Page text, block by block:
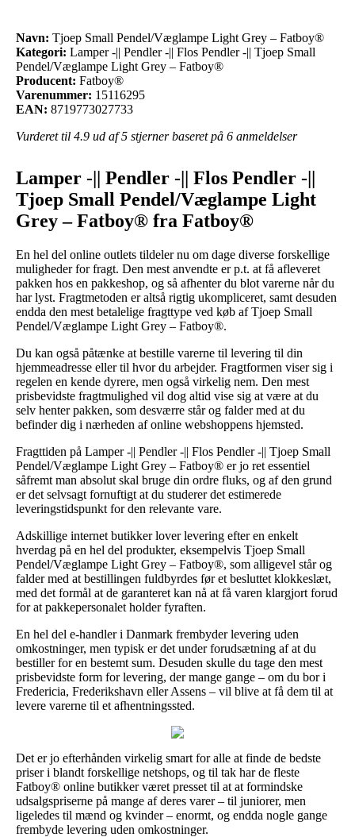
Navn: Tjoep Small Pendel/Væglampe Light Grey – Fatboy®
Kategori: Lamper -|| Pendler -|| Flos Pendler -|| Tjoep Small
Pendel/Væglampe Light Grey – Fatboy®
Producent: Fatboy®
Varenummer: 15116295
EAN: 8719773027733
Vurderet til 4.9 ud af 5 stjerner baseret på 6 anmeldelser
Lamper -|| Pendler -|| Flos Pendler -||
Tjoep Small Pendel/Væglampe Light
Grey – Fatboy® fra Fatboy®
En hel del online outlets tildeler nu om dage diverse forskellige
muligheder for fragt. Den mest anvendte er p.t. at få afleveret
pakken hos en pakkeshop, og så afhenter du blot varerne når du
har lyst. Fragtmetoden er altså rigtig ukompliceret, samt desuden
endda den mest betalelige fragttype ved køb af Tjoep Small
Pendel/Væglampe Light Grey – Fatboy®.
Du kan også påtænke at bestille varerne til levering til din
hjemmeadresse eller til hvor du arbejder. Fragtformen viser sig i
regelen en kende dyrere, men også virkelig nem. Den mest
prisbevidste fragtmulighed vil dog altid vise sig at være at du
selv henter pakken, som desværre står og falder med at du
befinder dig i nærheden af online webshoppens hjemsted.
Fragttiden på Lamper -|| Pendler -|| Flos Pendler -|| Tjoep Small
Pendel/Væglampe Light Grey – Fatboy® er jo ret essentiel
såfremt man absolut skal bruge din ordre fluks, og af den grund
er det selvsagt fornuftigt at du studerer det estimerede
leveringstidspunkt for den relevante vare.
Adskillige internet butikker lover levering efter en enkelt
hverdag på en hel del produkter, eksempelvis Tjoep Small
Pendel/Væglampe Light Grey – Fatboy®, som alligevel står og
falder med at bestillingen fuldbyrdes før et besluttet klokkeslæt,
med det formål at de garanteret kan nå at få varen klargjort forud
for at pakkepersonalet holder fyraften.
En hel del e-handler i Danmark frembyder levering uden
omkostninger, men typisk er det under forudsætning af at du
bestiller for en bestemt sum. Desuden skulle du tage den mest
prisbevidste form for levering, der mange gange – om du bor i
Fredericia, Frederikshavn eller Assens – vil blive at få dem til at
levere varerne til et afhentningssted.
Det er jo efterhånden virkelig smart for alle at finde de bedste
priser i blandt forskellige netshops, og til tak har de fleste
Fatboy® online butikker været presset til at at formindske
udsalgspriserne på mange af deres varer – til juniorer, men
ligeledes til mænd og kvinder – enormt, og endda nogle gange
frembyde levering uden omkostninger.